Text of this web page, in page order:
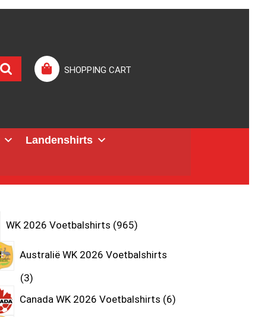
SHOPPING CART
Landenshirts
WK 2026 Voetbalshirts 965
Australië WK 2026 Voetbalshirts
3
Canada WK 2026 Voetbalshirts 6